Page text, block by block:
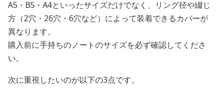
A5・B5・A4といったサイズだけでなく、リング径や綴じ
方（2穴・26穴・6穴など）によって装着できるカバーが
異なります。
購入前に手持ちのノートのサイズを必ず確認してくださ
い。
次に重視したいのが以下の3点です。